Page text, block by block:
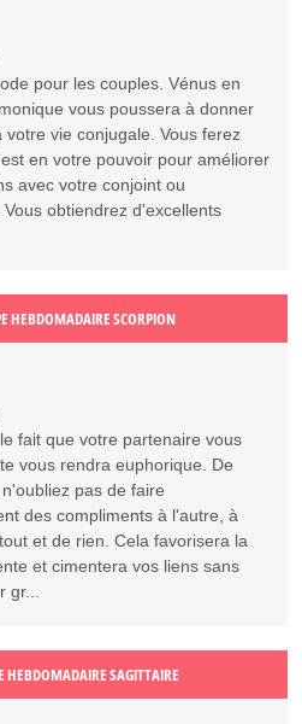
pour les couples. Vénus en
vous poussera à donner
votre vie conjugale. Vous ferez
en votre pouvoir pour améliorer
avec votre conjoint ou
obtiendrez d'excellents
HEBDOMADAIRE SCORPION
fait que votre partenaire vous
vous rendra euphorique. De
pas de faire
des compliments à l'autre, à
et de rien. Cela favorisera la
et cimentera vos liens sans
HEBDOMADAIRE SAGITTAIRE